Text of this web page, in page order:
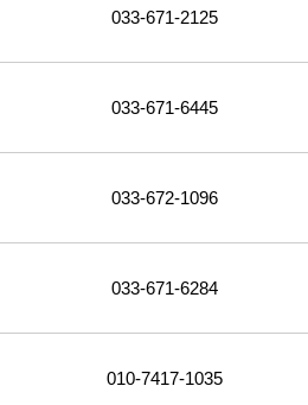
033-671-2125
033-671-6445
033-672-1096
033-671-6284
010-7417-1035